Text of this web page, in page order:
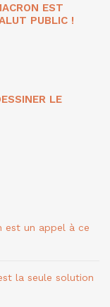
EST
PUBLIC !
LE
est un appel à ce
la seule solution